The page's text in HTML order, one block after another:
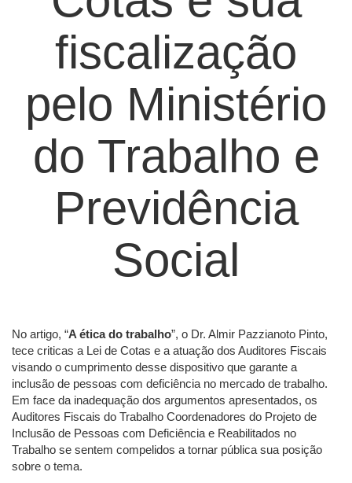
fiscalização
pelo Ministério
do Trabalho e
Previdência
Social
No artigo, “A ética do trabalho”, o Dr. Almir Pazzianoto Pinto,
tece criticas a Lei de Cotas e a atuação dos Auditores Fiscais
visando o cumprimento desse dispositivo que garante a
inclusão de pessoas com deficiência no mercado de trabalho.
Em face da inadequação dos argumentos apresentados, os
Auditores Fiscais do Trabalho Coordenadores do Projeto de
Inclusão de Pessoas com Deficiência e Reabilitados no
Trabalho se sentem compelidos a tornar pública sua posição
sobre o tema.